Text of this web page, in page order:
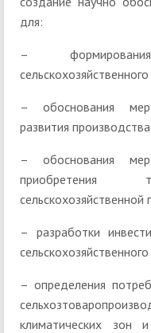
для:
–
– обоснования мер
развития
– обоснования мер
приобретения
сельскохозяйственной
– разработки
– определения
климатических зон и